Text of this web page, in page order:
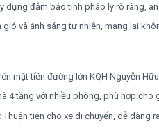
dựng đảm bảo tính pháp lý rõ ràng,
gió và ánh sáng tự nhiên, mang lại
mặt tiền đường lớn KQH Nguyễn
4 tầng với nhiều phòng, phù hợp
Thuận tiện cho xe di chuyển, dễ dàng